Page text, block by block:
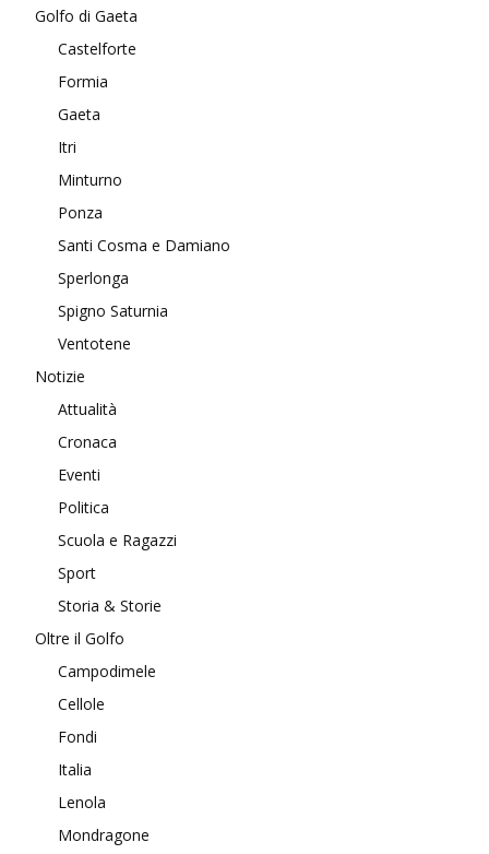
Golfo di Gaeta
Castelforte
Formia
Gaeta
Itri
Minturno
Ponza
Santi Cosma e Damiano
Sperlonga
Spigno Saturnia
Ventotene
Notizie
Attualità
Cronaca
Eventi
Politica
Scuola e Ragazzi
Sport
Storia & Storie
Oltre il Golfo
Campodimele
Cellole
Fondi
Italia
Lenola
Mondragone